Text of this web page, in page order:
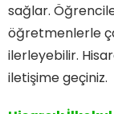
sağlar.
öğretmenlerle
ilerleyebilir.
iletişime geçiniz.